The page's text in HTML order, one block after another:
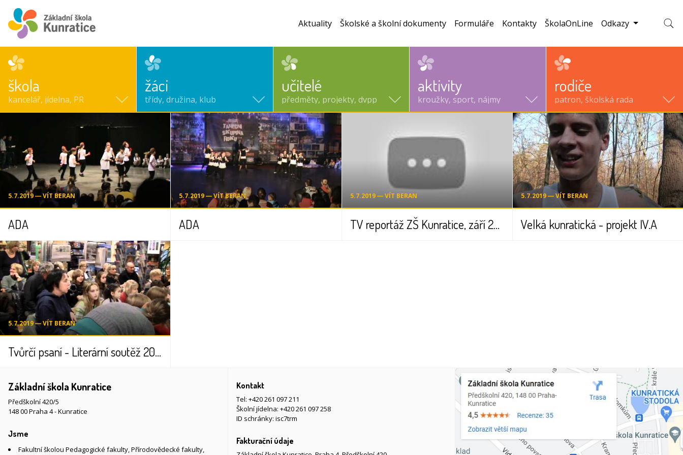
škola
kancelář, jídelna, PR
žáci
třídy, družina, klub
učitelé
předměty, projekty, dvpp
aktivity
kroužky, sport, nájmy
rodiče
patron, školská rada
Aktuality Školské a školní dokumenty Formuláře Kontakty ŠkolaOnLine Odkazy
5.7.2019 ― VÍT BERAN
ADA
5.7.2019 ― VÍT BERAN
ADA
5.7.2019 ― VÍT BERAN
TV reportáž ZŠ Kunratice, září 2011
5.7.2019 ― VÍT BERAN
Velká kunratická - projekt IV.A
5.7.2019 ― VÍT BERAN
Tvůrčí psaní - Literární soutěž 2010
Základní škola Kunratice
Předškolní 420/5
148 00 Praha 4 - Kunratice
Jsme
Fakultní školou Pedagogické fakulty, Přírodovědecké fakulty,
Kontakt
Tel: +420 261 097 211
Školní jídelna: +420 261 097 258
ID schránky: isc7trm
Fakturační údaje